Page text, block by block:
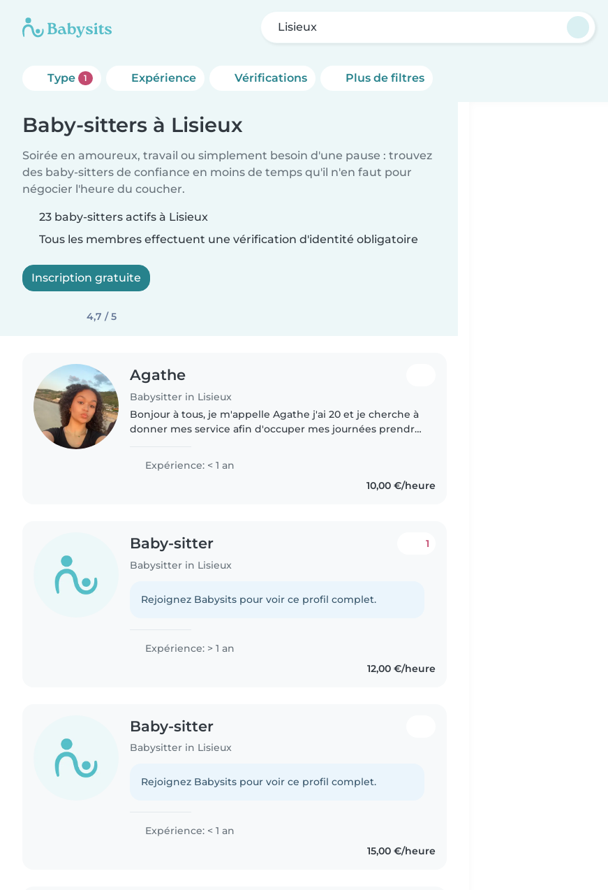
Lisieux
Type 1 Expérience Vérifications Plus de filtres
Baby-sitters à Lisieux
Soirée en amoureux, travail ou simplement besoin d'une pause : trouvez
des baby-sitters de confiance en moins de temps qu'il n'en faut pour
négocier l'heure du coucher.
23 baby-sitters actifs à Lisieux
Tous les membres effectuent une vérification d'identité obligatoire
Inscription gratuite
4,7 / 5
Agathe
Babysitter in Lisieux
Bonjour à tous, je m'appelle Agathe j'ai 20 et je cherche à
donner mes service afin d'occuper mes journées prendre
qu'étudiante...
Expérience: < 1 an
10,00 €/heure
Baby-sitter
Babysitter in Lisieux
1
Rejoignez Babysits pour voir ce profil complet.
Expérience: > 1 an
12,00 €/heure
Baby-sitter
Babysitter in Lisieux
Rejoignez Babysits pour voir ce profil complet.
Expérience: < 1 an
15,00 €/heure